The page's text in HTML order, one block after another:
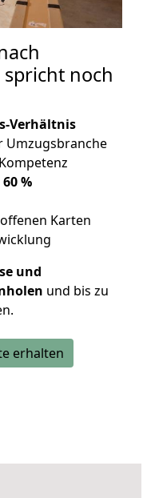
spricht noch
Verhältnis
Umzugsbranche
%
Karten
und
und bis zu
erhalten